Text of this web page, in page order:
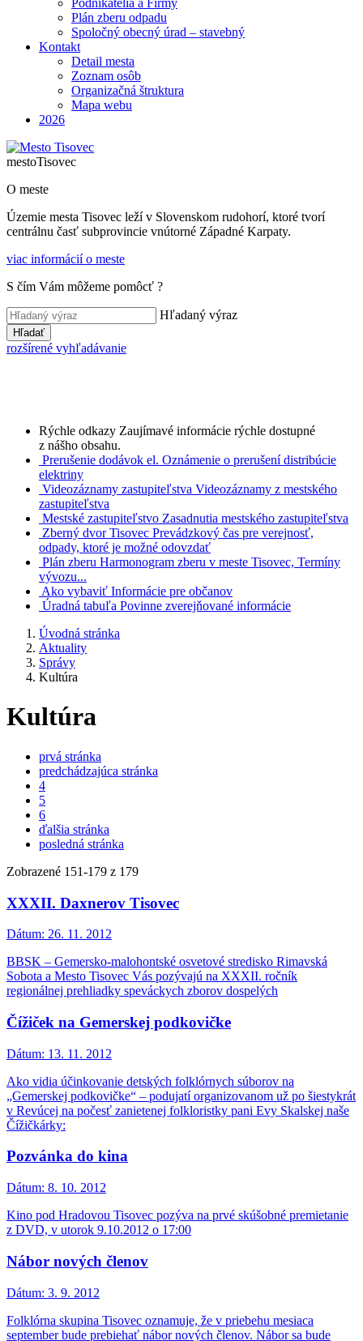
Podnikatelia a Firmy
Plán zberu odpadu
Spoločný obecný úrad – stavebný
Kontakt
Detail mesta
Zoznam osôb
Organizačná štruktura
Mapa webu
2026
mestoTisovec
O meste
Územie mesta Tisovec leží v Slovenskom rudohorí, ktoré tvorí
centrálnu časť subprovincie vnútorné Západné Karpaty.
viac informácií o meste
S čím Vám môžeme pomôcť ?
Hľadaný výraz
Hľadať
rozšírené vyhľadávanie
Rýchle odkazy Zaujímavé informácie rýchle dostupné
z nášho obsahu.
Prerušenie dodávok el. Oznámenie o prerušení distribúcie
elektriny
Videozáznamy zastupiteľstva Videozáznamy z mestského
zastupiteľstva
Mestské zastupiteľstvo Zasadnutia mestského zastupiteľstva
Zberný dvor Tisovec Prevádzkový čas pre verejnosť,
odpady, ktoré je možné odovzdať
Plán zberu Harmonogram zberu v meste Tisovec, Termíny
vývozu...
Ako vybaviť Informácie pre občanov
Úradná tabuľa Povinne zverejňované informácie
Úvodná stránka
Aktuality
Správy
Kultúra
Kultúra
prvá stránka
predchádzajúca stránka
4
5
6
ďalšia stránka
posledná stránka
Zobrazené 151-179 z 179
XXXII. Daxnerov Tisovec
Dátum: 26. 11. 2012
BBSK – Gemersko-malohontské osvetové stredisko Rimavská
Sobota a Mesto Tisovec Vás pozývajú na XXXII. ročník
regionálnej prehliadky speváckych zborov dospelých
Čížiček na Gemerskej podkovičke
Dátum: 13. 11. 2012
Ako vidia účinkovanie detských folklórnych súborov na
„Gemerskej podkovičke“ – podujatí organizovanom už po šiestykrát
v Revúcej na počesť zanietenej folkloristky pani Evy Skalskej naše
Čížičkárky:
Pozvánka do kina
Dátum: 8. 10. 2012
Kino pod Hradovou Tisovec pozýva na prvé skúšobné premietanie
z DVD, v utorok 9.10.2012 o 17:00
Nábor nových členov
Dátum: 3. 9. 2012
Folklórna skupina Tisovec oznamuje, že v priebehu mesiaca
september bude prebiehať nábor nových členov. Nábor sa bude